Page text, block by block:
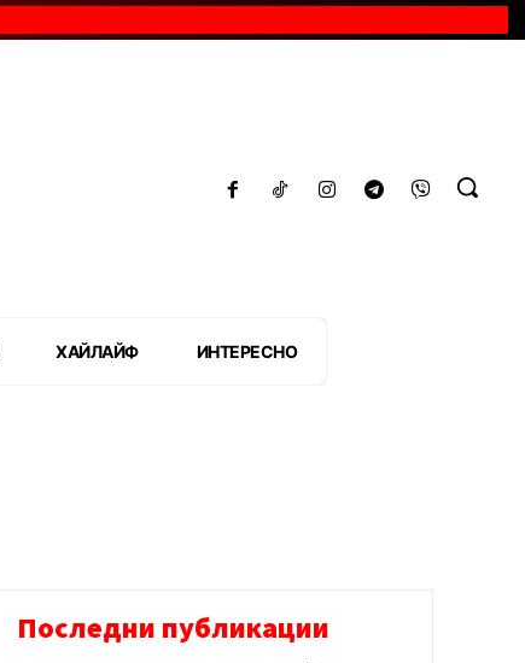
ХАЙЛАЙФ ИНТЕРЕСНО
Последни публикации